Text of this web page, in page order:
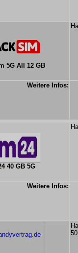
5G All 12 GB
Weitere Infos:
40 GB 5G
Weitere Infos: